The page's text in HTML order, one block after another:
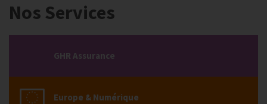
Nos Services
GHR Assurance
Europe & Numérique